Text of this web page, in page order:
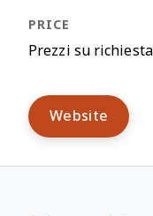
Prezzi su richiesta
Website